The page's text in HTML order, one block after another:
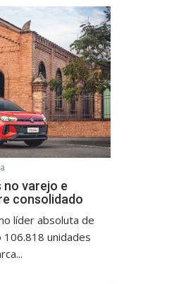
no varejo e
consolidado
líder absoluta de
106.818 unidades